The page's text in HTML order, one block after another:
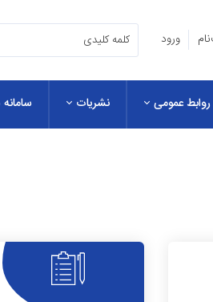
ورود
روابط عمومی نشریات